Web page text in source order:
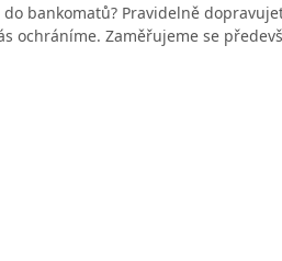
bankomatů? Pravidelně
ochráníme. Zaměřujeme se